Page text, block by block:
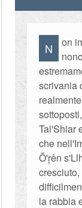
N
on
scrivania
Tal'Shiar
che
Ŏ'ŗên
la rabbia